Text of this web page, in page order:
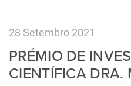
28 Setembro 2021
PRÉMIO DE
CIENTÍFICA DRA.